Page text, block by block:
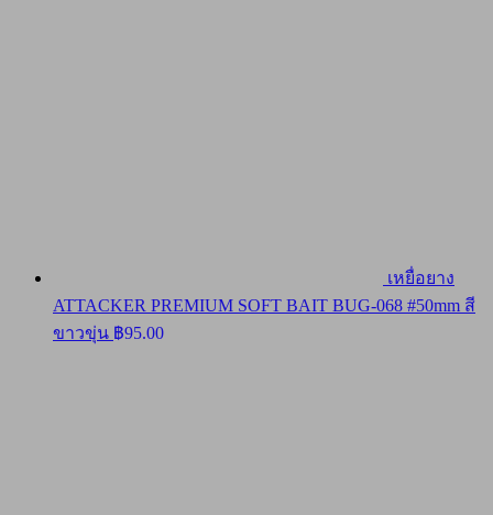
เหยื่อยาง
ATTACKER PREMIUM SOFT BAIT BUG-068 #50mm สี
ขาวขุ่น ฿95.00